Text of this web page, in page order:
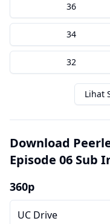
36
34
32
Lihat
Download
Episode 06 Sub
360p
UC Drive